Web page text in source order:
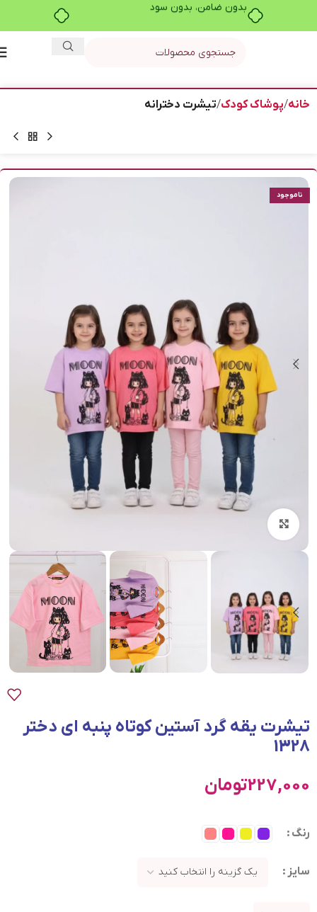
بدون ضامن، بدون سود
خانه پوشاک کودک تیشرت دخترانه
ناموجود
بزرگنمایی تصویر
تیشرت یقه گرد آستین کوتاه پنبه ای دختر
1328
227,000تومان
رنگ
سایز